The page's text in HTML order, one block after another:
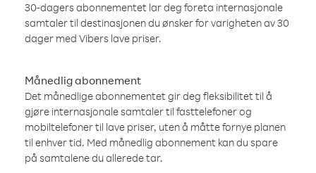
30-dagers abonnementet lar deg foreta internasjonale
samtaler til destinasjonen du ønsker for varigheten av 30
dager med Vibers lave priser.
Månedlig abonnement
Det månedlige abonnementet gir deg fleksibilitet til å
gjøre internasjonale samtaler til fasttelefoner og
mobiltelefoner til lave priser, uten å måtte fornye planen
til enhver tid. Med månedlig abonnement kan du spare
på samtalene du allerede tar.